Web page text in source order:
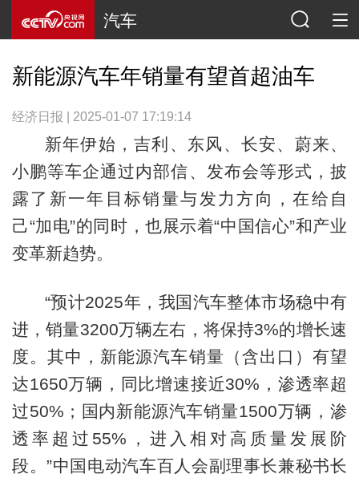
汽车
新能源汽车年销量有望首超油车
经济日报 | 2025-01-07 17:19:14
新年伊始，吉利、东风、长安、蔚来、
小鹏等车企通过内部信、发布会等形式，披
露了新一年目标销量与发力方向，在给自
己“加电”的同时，也展示着“中国信心”和产业
变革新趋势。
“预计2025年，我国汽车整体市场稳中有
进，销量3200万辆左右，将保持3%的增长速
度。其中，新能源汽车销量（含出口）有望
达1650万辆，同比增速接近30%，渗透率超
过50%；国内新能源汽车销量1500万辆，渗
透率超过55%，进入相对高质量发展阶
段。”中国电动汽车百人会副理事长兼秘书长